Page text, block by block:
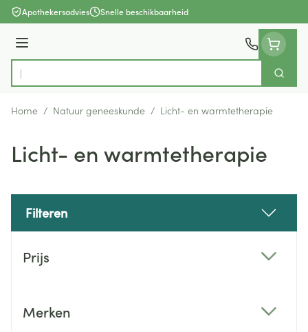
Ga naar de inhoud
Apothekersadvies Snelle beschikbaarheid
Menu
Product, merk, categorie...
Zoek
Home / Natuur geneeskunde / Licht- en warmtetherapie
Licht- en warmtetherapie
Filteren
Prijs
Merken